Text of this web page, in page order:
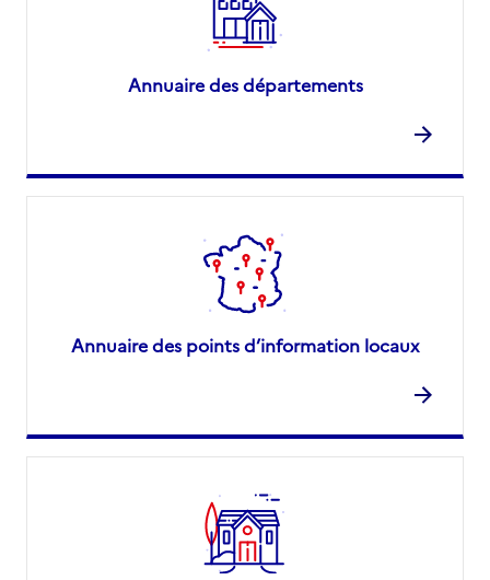
Annuaire des départements
Annuaire des points d’information locaux